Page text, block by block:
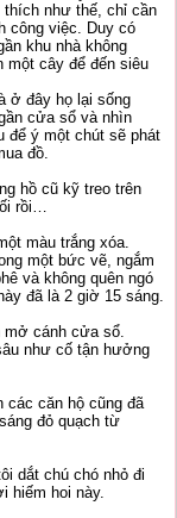
thích như thế, chỉ cần
công việc. Duy có
khu nhà không
một cây để đến siêu
ở đây họ lại sống
cửa sổ và nhìn
để ý một chút sẽ phát
đồ.
hồ cũ kỹ treo trên
rồi…
màu trắng xóa.
một bức vẽ, ngắm
và không quên ngó
đã là 2 giờ 15 sáng.
mở cánh cửa sổ.
như cố tận hưởng
các căn hộ cũng đã
đỏ quạch từ
dắt chú chó nhỏ đi
hiếm hoi này.